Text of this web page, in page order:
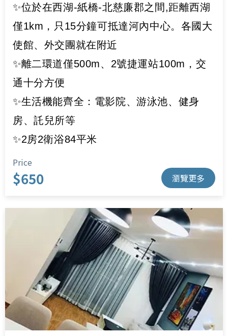
✨位於在西湖-紙橋-北慈廉郡之間,距離西湖
僅1km，只15分鐘可抵達河內中心。各國大
使館、外交團就在附近
✨離二環道僅500m、2號捷運站100m，交
通十分方便
✨生活機能齊全：電影院、游泳池、健身
房、託兒所等
✨2房2衛浴84平米
Price
$650 瀏覽更多